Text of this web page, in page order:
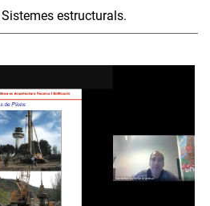
estructurals.